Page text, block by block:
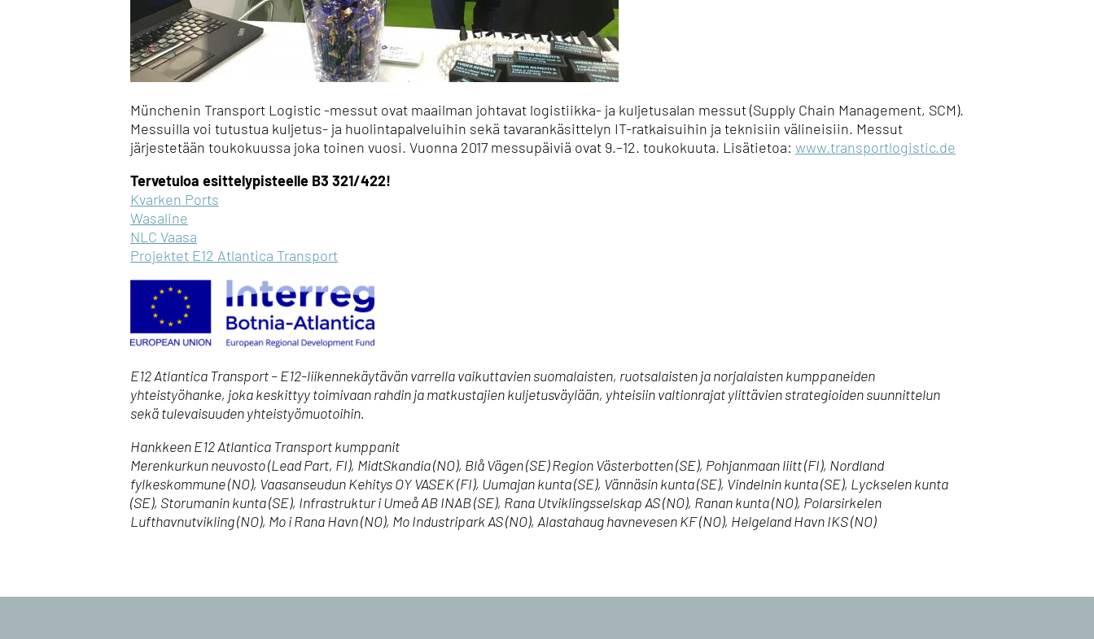
Münchenin Transport Logistic -messut ovat maailman johtavat logistiikka- ja kuljetusalan messut (Supply Chain Management, SCM).
Messuilla voi tutustua kuljetus- ja huolintapalveluihin sekä tavarankäsittelyn IT-ratkaisuihin ja teknisiin välineisiin. Messut
järjestetään toukokuussa joka toinen vuosi. Vuonna 2017 messupäiviä ovat 9.–12. toukokuuta. Lisätietoa: www.transportlogistic.de
Tervetuloa esittelypisteelle B3 321/422!
Kvarken Ports
Wasaline
NLC Vaasa
Projektet E12 Atlantica Transport
E12 Atlantica Transport – E12-liikennekäytävän varrella vaikuttavien suomalaisten, ruotsalaisten ja norjalaisten kumppaneiden
yhteistyöhanke, joka keskittyy toimivaan rahdin ja matkustajien kuljetusväylään, yhteisiin valtionrajat ylittävien strategioiden suunnittelun
sekä tulevaisuuden yhteistyömuotoihin.
Hankkeen E12 Atlantica Transport kumppanit
Merenkurkun neuvosto (Lead Part, FI), MidtSkandia (NO), Blå Vägen (SE) Region Västerbotten (SE), Pohjanmaan liitt (FI), Nordland
fylkeskommune (NO), Vaasanseudun Kehitys OY VASEK (FI), Uumajan kunta (SE), Vännäsin kunta (SE), Vindelnin kunta (SE), Lyckselen kunta
(SE), Storumanin kunta (SE), Infrastruktur i Umeå AB INAB (SE), Rana Utviklingsselskap AS (NO), Ranan kunta (NO), Polarsirkelen
Lufthavnutvikling (NO), Mo i Rana Havn (NO), Mo Industripark AS (NO), Alastahaug havnevesen KF (NO), Helgeland Havn IKS (NO)